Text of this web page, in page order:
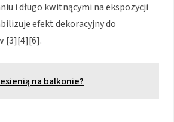
i długo kwitnącymi na ekspozycji
efekt dekoracyjny do
[3][4][6].
na balkonie?